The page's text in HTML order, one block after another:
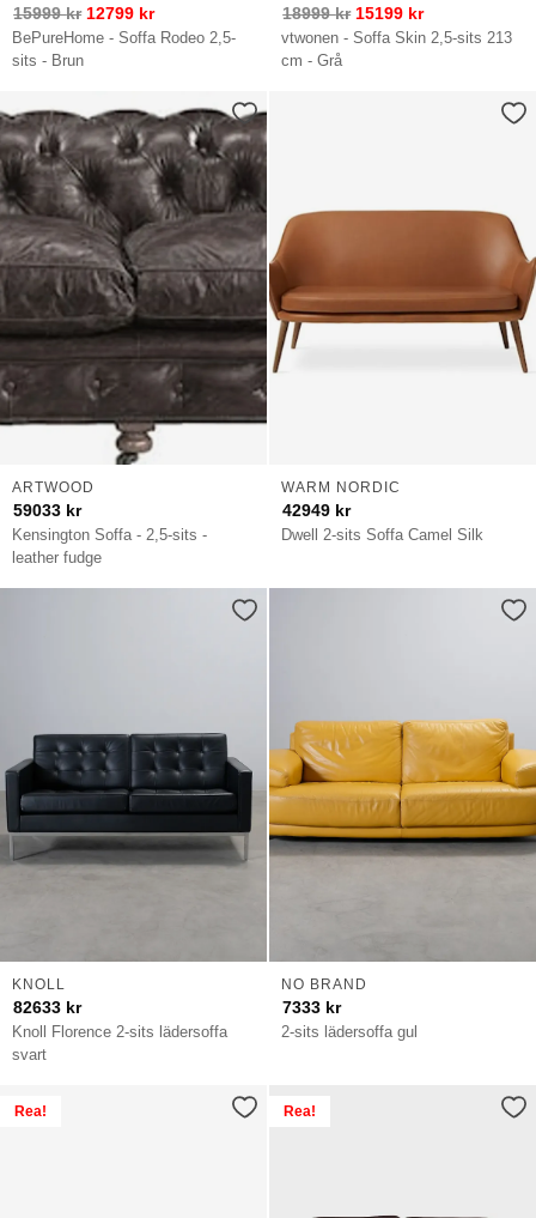
BePureHome - Soffa Rodeo 2,5-
sits - Brun
15999kr 12799 kr
vtwonen - Soffa Skin 2,5-sits 213
cm - Grå
18999kr 15199 kr
Kensington Soffa - 2,5-sits -
leather fudge
ARTWOOD
59033 kr
Dwell 2-sits Soffa Camel Silk
WARM NORDIC
42949 kr
Knoll Florence 2-sits lädersoffa
svart
KNOLL
82633 kr
2-sits lädersoffa gul
NO BRAND
7333 kr
Rea! Rea!